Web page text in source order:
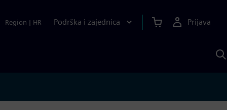
Region | HR Podrška i zajednica
Prijava